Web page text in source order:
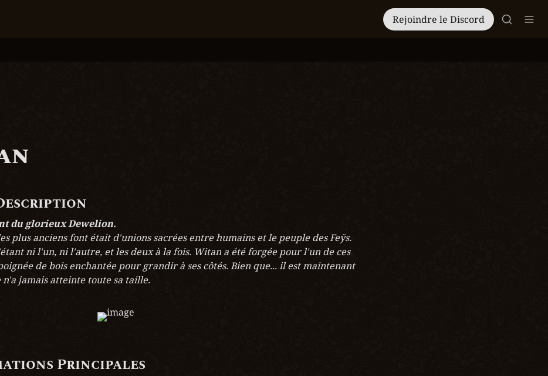
Rejoindre le Discord
du glorieux Dewelion.
plus anciens font était d'unions sacrées entre humains et le peuple des Feÿs.
ni l'un, ni l'autre, et les deux à la fois. Witan a été forgée pour l'un de ces
de bois enchantée pour grandir à ses côtés. Bien que... il est maintenant
jamais atteinte toute sa taille.
Principales